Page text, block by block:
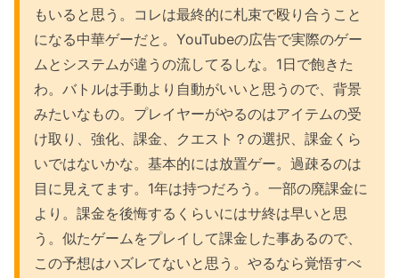
もいると思う。コレは最終的に札束で殴り合うこと
になる中華ゲーだと。YouTubeの広告で実際のゲー
ムとシステムが違うの流してるしな。1日で飽きた
わ。バトルは手動より自動がいいと思うので、背景
みたいなもの。プレイヤーがやるのはアイテムの受
け取り、強化、課金、クエスト？の選択、課金くら
いではないかな。基本的には放置ゲー。過疎るのは
目に見えてます。1年は持つだろう。一部の廃課金に
より。課金を後悔するくらいにはサ終は早いと思
う。似たゲームをプレイして課金した事あるので、
この予想はハズレてないと思う。やるなら覚悟すべ